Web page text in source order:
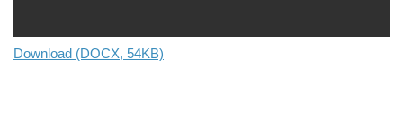
Download (DOCX, 54KB)